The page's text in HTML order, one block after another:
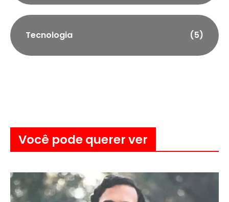
Tecnologia (5)
Você pode querer ver